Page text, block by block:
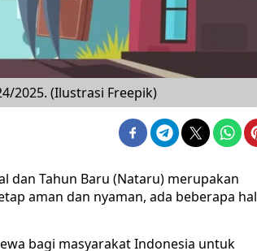
2025. (Ilustrasi Freepik)
dan Tahun Baru (Nataru) merupakan
aman dan nyaman, ada beberapa hal
bagi masyarakat Indonesia untuk